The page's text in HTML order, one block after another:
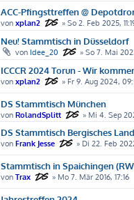
ACC-Pfingsttreffen @
von xplan2 » So 2. Feb 2025,
Neu! Stammtisch in Düsseldorf
von Idee_20 » So 7. Mai
ICCCR 2024 Torun - Wir
von xplan2 » Fr 9. Aug 2024,
DS Stammtisch München
von RolandSplitt » Mi 4. Sep
DS Stammtisch Bergisches
von Frank Jesse » Di 22. Feb
Stammtisch in Spaichingen
von Trax » Mo 7. Mär 2016, 17:16